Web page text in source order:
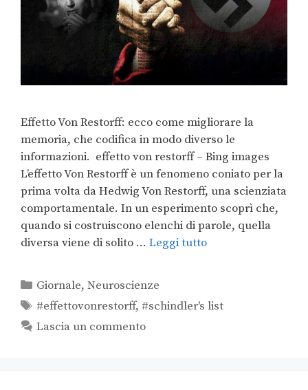
Effetto Von Restorff: ecco come migliorare la
memoria, che codifica in modo diverso le
informazioni. effetto von restorff – Bing images
L’effetto Von Restorff è un fenomeno coniato per la
prima volta da Hedwig Von Restorff, una scienziata
comportamentale. In un esperimento scoprì che,
quando si costruiscono elenchi di parole, quella
diversa viene di solito … Leggi tutto
Giornale,Neuroscienze
#effettovonrestorff, #schindler's list
Lascia un commento